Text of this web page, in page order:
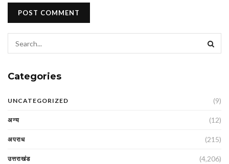
Categories
UNCATEGORIZED (9)
अन्य (12)
अपराध (215)
उत्तराखंड (4,206)